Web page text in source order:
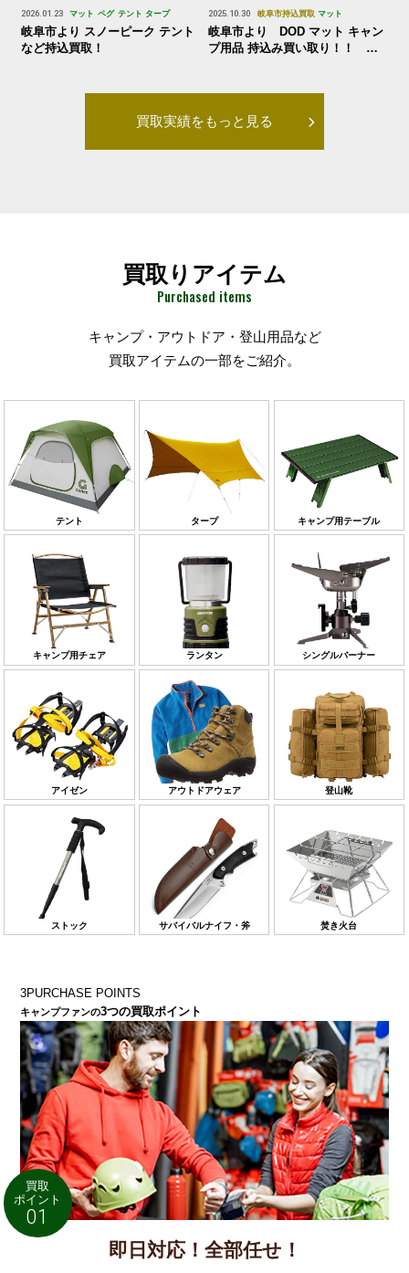
2026.01.23 マット ペグ テント タープ
岐阜市より スノーピーク テント
など持込買取！
2025.10.30 岐阜市持込買取 マット
岐阜市より DOD マット キャン
プ用品 持込み買い取り！！
買取実績をもっと見る
買取りアイテム
Purchased items
キャンプ・アウトドア・登山用品など
買取アイテムの一部をご紹介。
テント タープ キャンプ用テーブル
キャンプ用チェア ランタン シングルバーナー
アイゼン アウトドアウェア 登山靴
ストック サバイバルナイフ・斧 焚き火台
3PURCHASE POINTS
キャンプファンの3つの買取ポイント
買取
ポイント
01
即日対応！全部任せ！